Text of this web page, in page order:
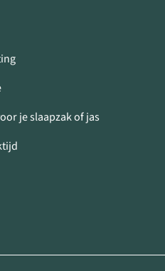
je slaapzak of jas